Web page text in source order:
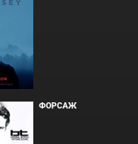
ФОРСАЖ